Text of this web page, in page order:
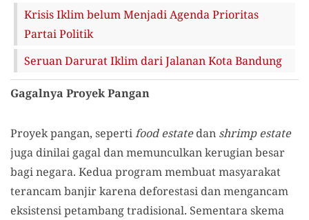
Krisis Iklim belum Menjadi Agenda Prioritas
Partai Politik
Seruan Darurat Iklim dari Jalanan Kota Bandung
Gagalnya Proyek Pangan
Proyek pangan, sepertifood estatedan shrimp estate
juga dinilai gagal dan memunculkan kerugian besar
bagi negara. Kedua program membuat masyarakat
terancam banjir karena deforestasi dan mengancam
eksistensi petambang tradisional. Sementara skema